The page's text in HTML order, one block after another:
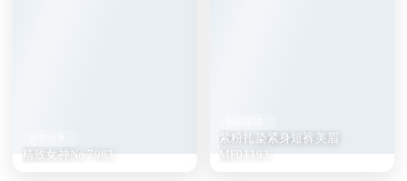
精致女神No.7983
紫粉扎染紧身短裤美眉
MF01193